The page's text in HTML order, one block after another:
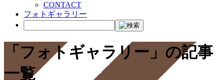
CONTACT
フォトギャラリー
「フォトギャラリー」の記事
一覧